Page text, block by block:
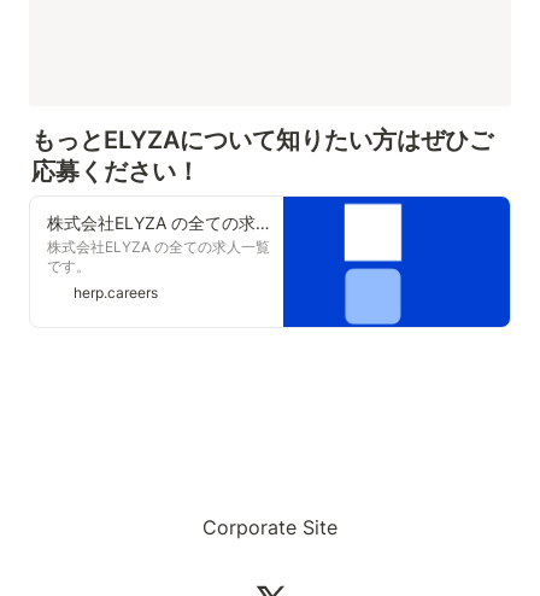
もっとELYZAについて知りたい方はぜひご
応募ください！
株式会社ELYZA の全ての求人一覧
株式会社ELYZA の全ての求人一覧
です。
herp.careers
Corporate Site